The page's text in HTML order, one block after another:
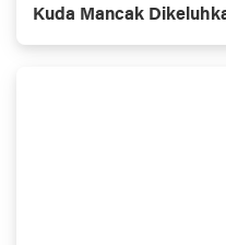
Kuda Mancak Dikeluhkan pengguna jaln,APH Dan
Pemerintah Di Minta